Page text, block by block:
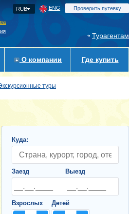
RUB ENG Проверить путевку
Турагентам
О компании Где купить
туры
Куда:
Заезд Выезд
Взрослых Детей